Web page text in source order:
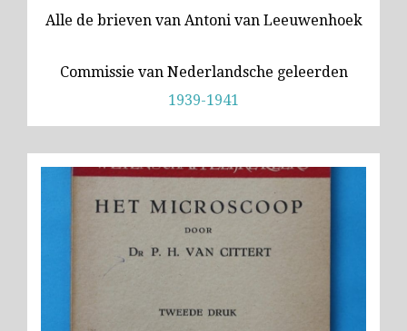
Alle de brieven van Antoni van Leeuwenhoek
Commissie van Nederlandsche geleerden
1939-1941